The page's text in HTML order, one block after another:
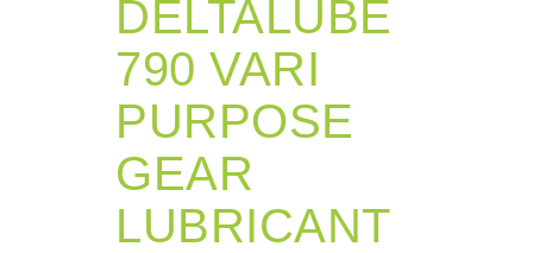
DELTALUBE
790 VARI
PURPOSE
GEAR
LUBRICANT